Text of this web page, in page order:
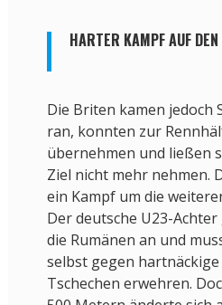
HARTER KAMPF AUF
Die Briten kamen jedoch
ran, konnten zur
übernehmen und ließen
Ziel nicht mehr nehmen.
ein Kampf um die
Der deutsche U23-
die Rumänen an und
selbst gegen
Tschechen erwehren.